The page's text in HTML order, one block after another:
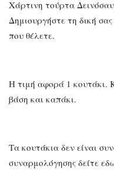
Χάρτινη τούρτα
Δημιουργήστε τη δική
που θέλετε.
Η τιμή αφορά 1 κουτάκι.
βάση και καπάκι.
Τα κουτάκια δεν είναι
συναρμολόγησης δείτε